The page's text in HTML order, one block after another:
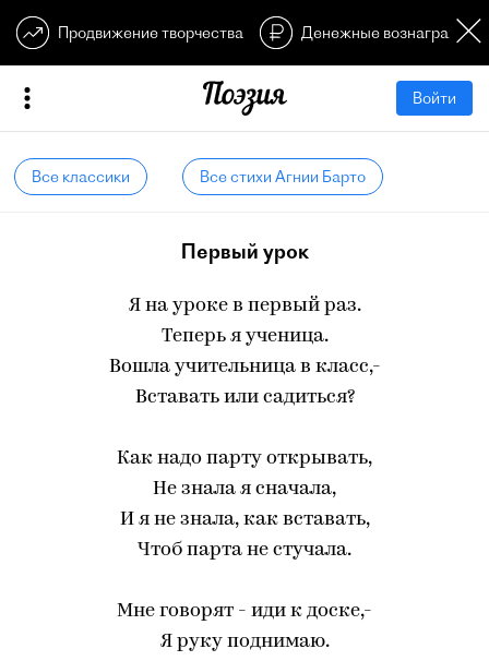
Продвижение творчества Денежные
Войти
Все классики Все стихи Агнии Барто
Первый урок
Я на уроке в первый раз.
Теперь я ученица.
Вошла учительница в класс,-
Вставать или садиться?
Как надо парту открывать,
Не знала я сначала,
И я не знала, как вставать,
Чтоб парта не стучала.
Мне говорят - иди к доске,-
Я руку поднимаю.